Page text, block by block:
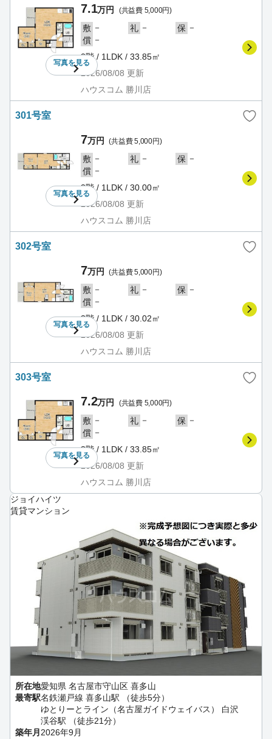
写真を見る
7.1万円 (共益費 5,000円)
敷 － 礼 － 保 －
償 －
2階 / 1LDK / 33.85㎡
2026/08/08 更新
ハウスコム 勝川店
301号室
写真を見る
7万円 (共益費 5,000円)
敷 － 礼 － 保 －
償 －
3階 / 1LDK / 30.00㎡
2026/08/08 更新
ハウスコム 勝川店
302号室
写真を見る
7万円 (共益費 5,000円)
敷 － 礼 － 保 －
償 －
3階 / 1LDK / 30.02㎡
2026/08/08 更新
ハウスコム 勝川店
303号室
写真を見る
7.2万円 (共益費 5,000円)
敷 － 礼 － 保 －
償 －
3階 / 1LDK / 33.85㎡
2026/08/08 更新
ハウスコム 勝川店
ジョイハイツ
賃貸マンション
所在地愛知県 名古屋市守山区 喜多山
最寄駅名鉄瀬戸線 喜多山駅 （徒歩5分）
ゆとりーとライン（名古屋ガイドウェイバス） 白沢
渓谷駅 （徒歩21分）
築年月 2026年9月